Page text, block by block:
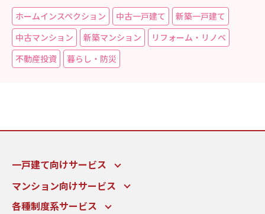
ホームインスペクション 中古一戸建て
新築一戸建て
中古マンション
新築マンション
リフォーム・リノベ
不動産投資
暮らし・防災
一戸建て向けサービス
マンション向けサービス
各種制度系サービス